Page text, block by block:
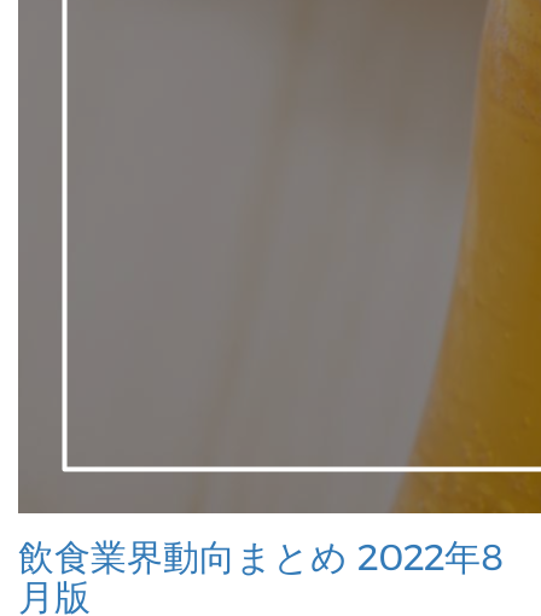
飲食業界動向まとめ 2022年8
月版